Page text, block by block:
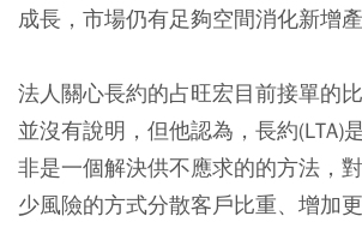
成長，市場仍有足夠空間消化新增產
法人關心長約的占旺宏目前接單的
並沒有說明，但他認為，長約(LTA)
非是一個解決供不應求的的方法，
少風險的方式分散客戶比重、增加更